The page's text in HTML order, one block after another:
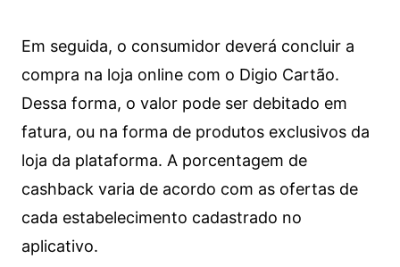
Em seguida, o consumidor deverá concluir a
compra na loja online com o Digio Cartão.
Dessa forma, o valor pode ser debitado em
fatura, ou na forma de produtos exclusivos da
loja da plataforma. A porcentagem de
cashback varia de acordo com as ofertas de
cada estabelecimento cadastrado no
aplicativo.